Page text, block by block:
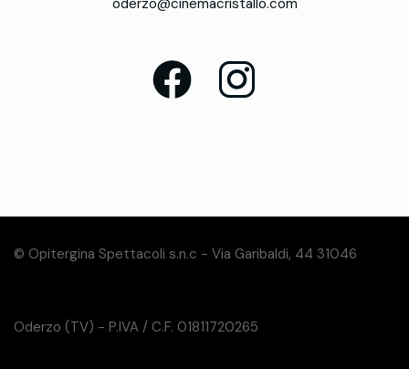
© Opitergina Spettacoli s.n.c - Via Garibaldi, 44 31046
Oderzo (TV) - P.IVA / C.F. 01811720265